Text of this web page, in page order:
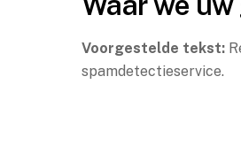
Voorgestelde tekst:
spamdetectieservice.